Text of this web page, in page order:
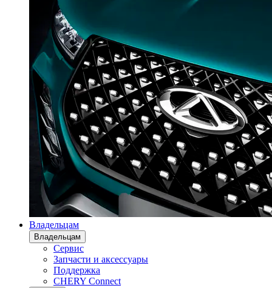
Владельцам
Владельцам
Сервис
Запчасти и аксессуары
Поддержка
CHERY Connect